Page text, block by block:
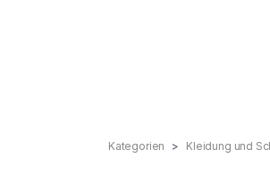
Kategorien Kleidung und